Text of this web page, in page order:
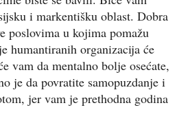
i markentišku oblast. Dobra
poslovima u kojima pomažu
humantiranih organizacija će
vam da mentalno bolje osećate,
je da povratite samopuzdanje i
jer vam je prethodna godina